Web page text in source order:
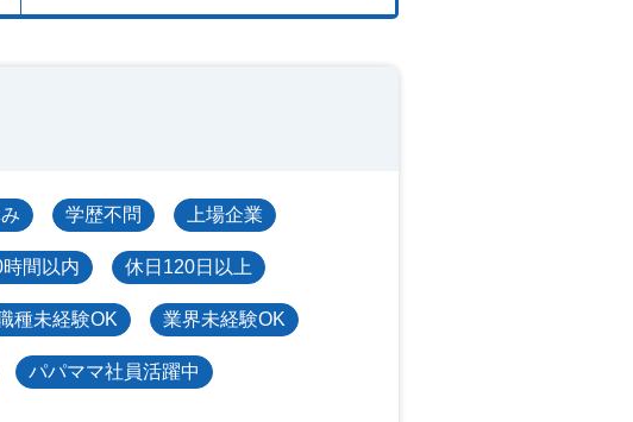
学歴不問 上場企業
間以内 休日120日以上
種未経験OK 業界未経験OK
パパママ社員活躍中